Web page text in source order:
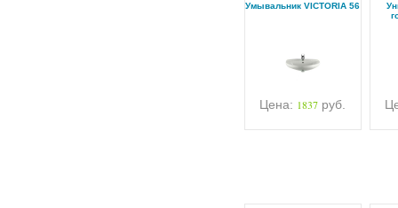
Умывальник VICTORIA 56
Цена: 1837 руб.